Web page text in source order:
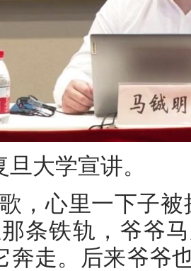
大学宣讲。
，心里一下子
条铁轨，爷爷
奔走。后来爷爷